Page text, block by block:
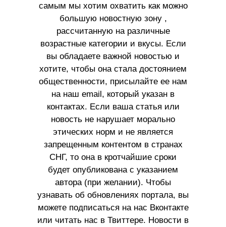
самым мы хотим охватить как можно
большую новостную зону ,
рассчитанную на различные
возрастные категории и вкусы. Если
вы обладаете важной новостью и
хотите, чтобы она стала достоянием
общественности, присылайте ее нам
на наш email, который указан в
контактах. Если ваша статья или
новость не нарушает морально
этических норм и не является
запрещенным контентом в странах
СНГ, то она в кротчайшие сроки
будет опубликована с указанием
автора (при желании). Чтобы
узнавать об обновлениях портала, вы
можете подписаться на нас Вконтакте
или читать нас в Твиттере. Новости в